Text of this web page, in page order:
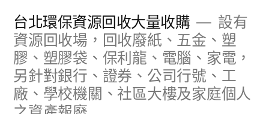
台北環保資源回收大量收購
設有
資源回收場，回收廢紙、五金、塑
膠、塑膠袋、保利龍、電腦、家電，
另針對銀行、證券、公司行號、工
廠、學校機關、社區大樓及家庭個人